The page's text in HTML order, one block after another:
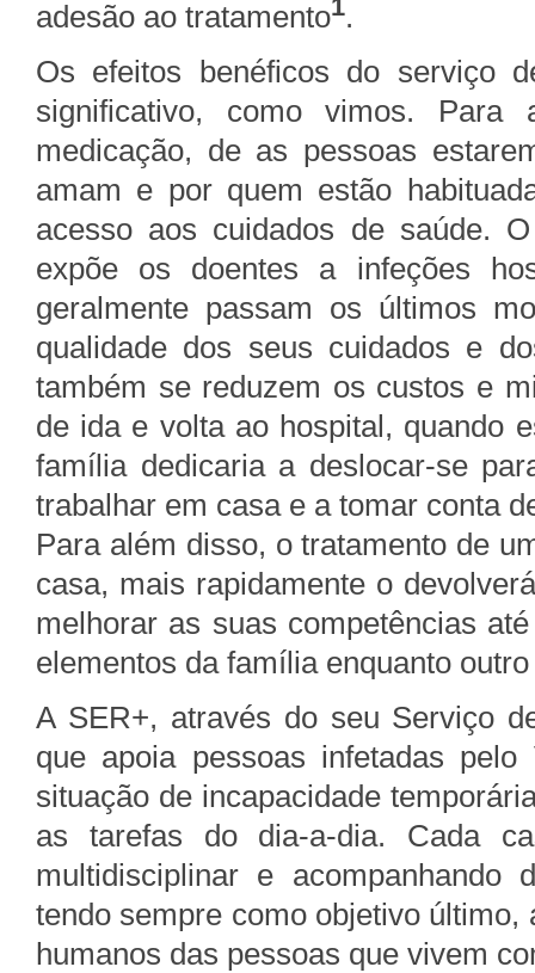
adesão ao tratamento1.
Os efeitos benéficos do serviço
significativo, como vimos.
medicação, de as pessoas
amam e por quem estão
acesso aos cuidados de saúde.
expõe os doentes a infeções
geralmente passam os últimos
qualidade dos seus cuidados e
também se reduzem os custos e
de ida e volta ao hospital, quando
família dedicaria a deslocar-se
trabalhar em casa e a tomar conta
Para além disso, o tratamento de
casa, mais rapidamente o
melhorar as suas competências
elementos da família enquanto
A SER+, através do seu Serviço
que apoia pessoas infetadas
situação de incapacidade
as tarefas do dia-a-dia. Cada
multidisciplinar e acompanhando
tendo sempre como objetivo
humanos das pessoas que vivem